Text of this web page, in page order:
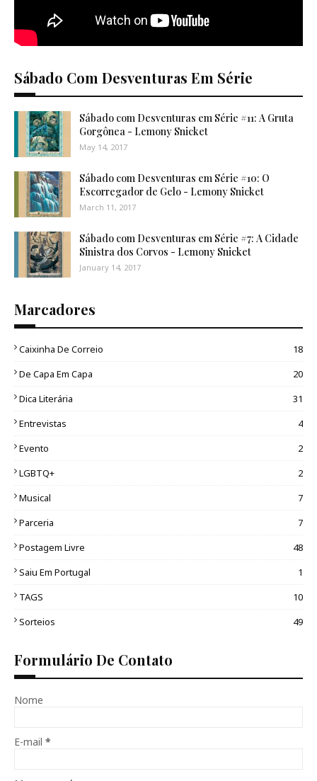
Sábado Com Desventuras Em Série
Sábado com Desventuras em Série #11: A Gruta
Gorgônea - Lemony Snicket
May 14, 2017
Sábado com Desventuras em Série #10: O
Escorregador de Gelo - Lemony Snicket
March 11, 2017
Sábado com Desventuras em Série #7: A Cidade
Sinistra dos Corvos - Lemony Snicket
January 14, 2017
Marcadores
Caixinha De Correio
18
De Capa Em Capa
20
Dica Literária
31
Entrevistas
4
Evento
2
LGBTQ+
2
Musical
7
Parceria
7
Postagem Livre
48
Saiu Em Portugal
1
TAGS
10
Sorteios
49
Formulário De Contato
Nome
E-mail *